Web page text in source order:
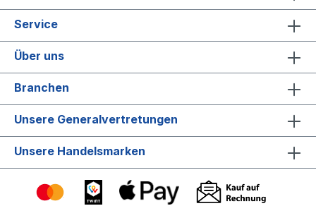
Service
Über uns
Branchen
Unsere Generalvertretungen
Unsere Handelsmarken